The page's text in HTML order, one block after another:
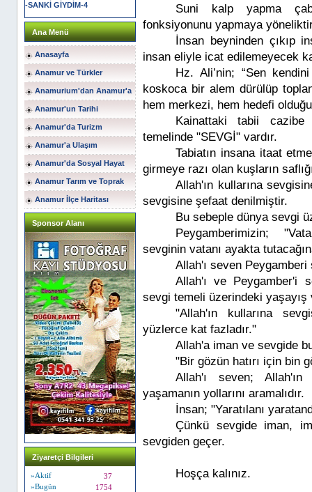
-SANKİ GİYDİM-4
Ana Menü
Anasayfa
Anamur ve Türkler
Anamurium'dan Anamur'a
Anamur'un Tarihi
Anamur'da Turizm
Anamur'a Ulaşım
Anamur'da Sosyal Hayat
Anamur Tarım ve Toprak
Anamur İlçe Haritası
Sponsor Alanı
Ziyaretçi Bilgileri
»Aktif
37
»Bugün
1754
Suni kalp yapma
fonksiyonunu yapmaya
İnsan beyninden çıkıp
insan eliyle icat edilemeyecek
Hz. Ali’nin; “Sen
koskoca bir alem dürülüp
hem merkezi, hem hedefi
Kainattaki tabii cazibe
temelinde "SEVGİ" vardır.
Tabiatın insana itaat
girmeye razı olan kuşların
Allah'ın kullarına
sevgisine şefaat denilmiştir.
Bu sebeple dünya sevgi
Peygamberimizin;
sevginin vatanı ayakta
Allah'ı seven
Allah'ı ve Peygamber'i
sevgi temeli üzerindeki yaşayış
"Allah'ın kullarına
yüzlerce kat fazladır."
Allah'a iman ve sevgide
"Bir gözün hatırı için bin
Allah'ı seven;
yaşamanın yollarını aramalıdır.
İnsan; "Yaratılanı
Çünkü sevgide iman,
sevgiden geçer.
Hoşça kalınız.